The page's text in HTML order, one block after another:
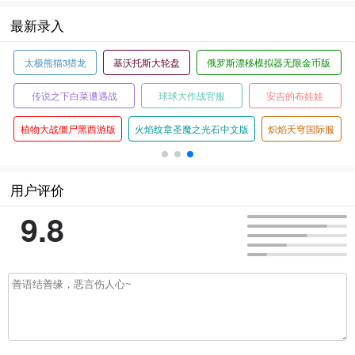
最新录入
太极熊猫3猎龙 基沃托斯大轮盘 俄罗斯漂移模拟器无限金币版
传说之下白菜遭遇战 球球大作战官服 安吉的布娃娃
植物大战僵尸黑西游版 火焰纹章圣魔之光石中文版 炽焰天穹国际服
用户评价
9.8